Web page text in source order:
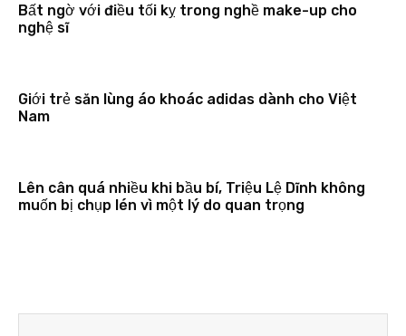
Bất ngờ với điều tối kỵ trong nghề make-up cho
nghệ sĩ
Giới trẻ săn lùng áo khoác adidas dành cho Việt
Nam
Lên cân quá nhiều khi bầu bí, Triệu Lệ Dĩnh không
muốn bị chụp lén vì một lý do quan trọng